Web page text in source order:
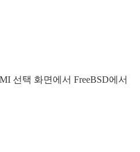
선택 화면에서 FreeBSD에서